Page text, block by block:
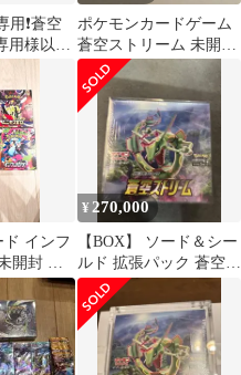
用❗️蒼空
用様以外
ポケモンカードゲーム
蒼空ストリーム 未開封
BOX
インフ
開封 他
¥270,000
【BOX】 ソード＆シー
ルド 拡張パック 蒼空ス
トリーム